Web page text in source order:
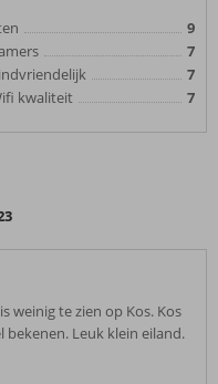
9
7
7
kwaliteit
7
weinig te zien op Kos. Kos
bekenen. Leuk klein eiland.